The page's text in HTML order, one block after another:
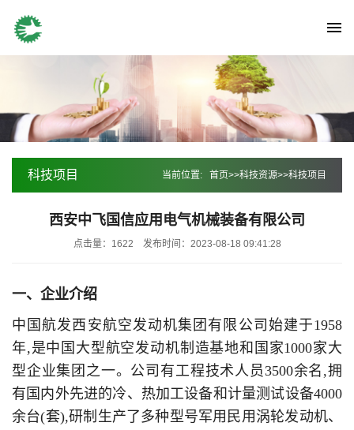
科技项目 当前位置: 首页>>科技资源>>科技项目
西安中飞国信应用电气机械装备有限公司
点击量：1622 发布时间：2023-08-18 09:41:28
一、企业介绍
中国航发西安航空发动机集团有限公司始建于1958
年,是中国大型航空发动机制造基地和国家1000家大
型企业集团之一。公司有工程技术人员3500余名,拥
有国内外先进的冷、热加工设备和计量测试设备4000
余台(套),研制生产了多种型号军用民用涡轮发动机、